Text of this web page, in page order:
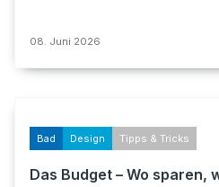
08. Juni 2026
Bad Design Tipps & Tricks
Das Budget – Wo sparen,